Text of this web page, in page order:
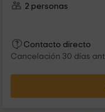
2 personas
Contacto directo
Cancelación 30 días